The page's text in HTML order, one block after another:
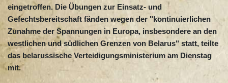
eingetroffen. Die Übungen zur Einsatz- und
Gefechtsbereitschaft fänden wegen der "kontinuierlichen
Zunahme der Spannungen in Europa, insbesondere an den
westlichen und südlichen Grenzen von Belarus" statt, teilte
das belarussische Verteidigungsministerium am Dienstag
mit.